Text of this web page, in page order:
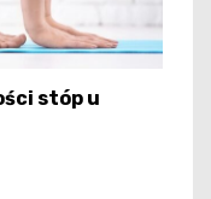
stóp u